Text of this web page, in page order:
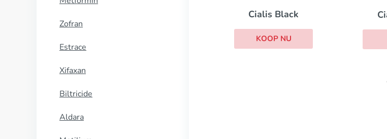
Zofran
Estrace
Xifaxan
Biltricide
Aldara
Cialis Professional